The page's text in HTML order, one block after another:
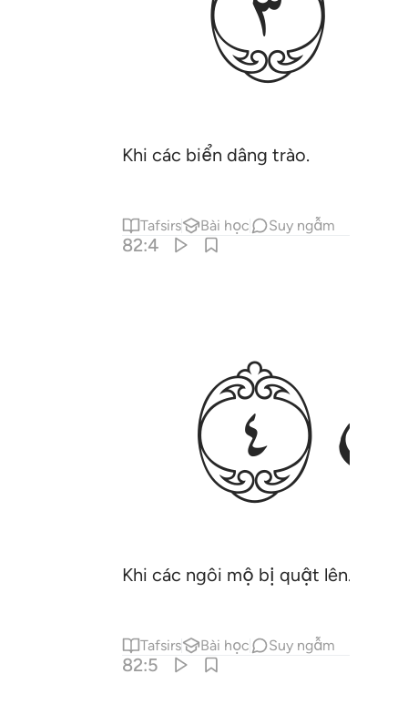
Khi các biển dâng trào.
Tafsirs Bài học Suy ngẫm
82:4
ﱐ
Khi các ngôi mộ bị quật lên.
Tafsirs Bài học Suy ngẫm
82:5